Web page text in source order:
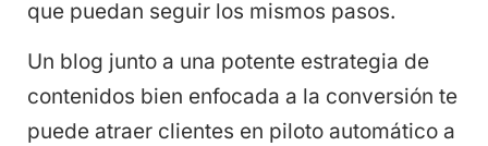
que puedan seguir los mismos pasos.
Un blog junto a una potente estrategia de
contenidos bien enfocada a la conversión te
puede atraer clientes en piloto automático a